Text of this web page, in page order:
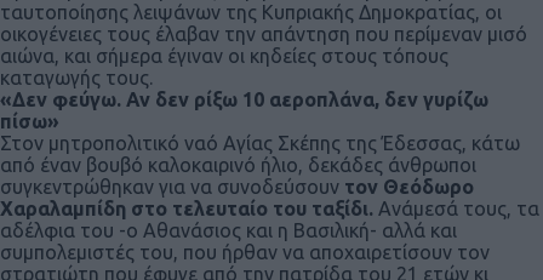
ταυτοποίησης λειψάνων της Κυπριακής Δημοκρατίας, οι
οικογένειες τους έλαβαν την απάντηση που περίμεναν μισό
αιώνα, και σήμερα έγιναν οι κηδείες στους τόπους
καταγωγής τους.
«Δεν φεύγω. Αν δεν ρίξω 10 αεροπλάνα, δεν γυρίζω
πίσω»
Στον μητροπολιτικό ναό Αγίας Σκέπης της Έδεσσας, κάτω
από έναν βουβό καλοκαιρινό ήλιο, δεκάδες άνθρωποι
συγκεντρώθηκαν για να συνοδεύσουν τον Θεόδωρο
Χαραλαμπίδη στο τελευταίο του ταξίδι. Ανάμεσά τους, τα
αδέλφια του -ο Αθανάσιος και η Βασιλική- αλλά και
συμπολεμιστές του, που ήρθαν να αποχαιρετίσουν τον
στρατιώτη που έφυγε από την πατρίδα του 21 ετών κι